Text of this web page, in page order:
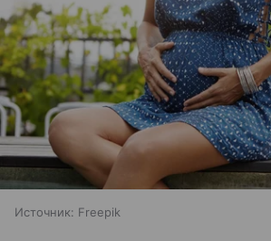
Источник: Freepik